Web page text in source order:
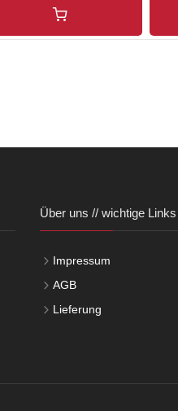
Über uns // wichtige Links
Impressum
AGB
Lieferung